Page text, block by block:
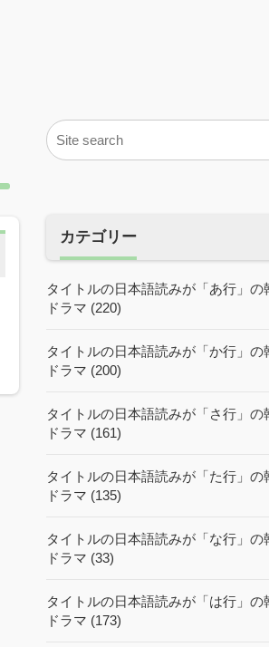
カテゴリー
タイトルの日本語読みが「あ行」の
ドラマ (220)
タイトルの日本語読みが「か行」の
ドラマ (200)
タイトルの日本語読みが「さ行」の
ドラマ (161)
タイトルの日本語読みが「た行」の
ドラマ (135)
タイトルの日本語読みが「な行」の
ドラマ (33)
タイトルの日本語読みが「は行」の
ドラマ (173)